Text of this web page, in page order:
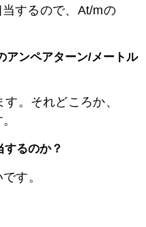
するので、At/mの
アンペアターン/メートル
す。それどころか、
るのか？
す。